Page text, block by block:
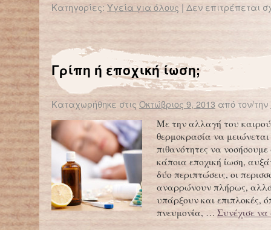
Κατηγορίες: Υγεία για όλους | Δεν επιτρέπεται
Γρίπη ή εποχική ίωση;
Καταχωρήθηκε στις Οκτώβριος 9, 2013 από τον/την
Με την αλλαγή του
θερμοκρασία να μειώνεται
πιθανότητες να
κάποια εποχική ίωση,
δύο περιπτώσεις, οι
αναρρώνουν πλήρως,
υπάρξουν και επιπλοκές,
πνευμονία, … Συνέχισε να